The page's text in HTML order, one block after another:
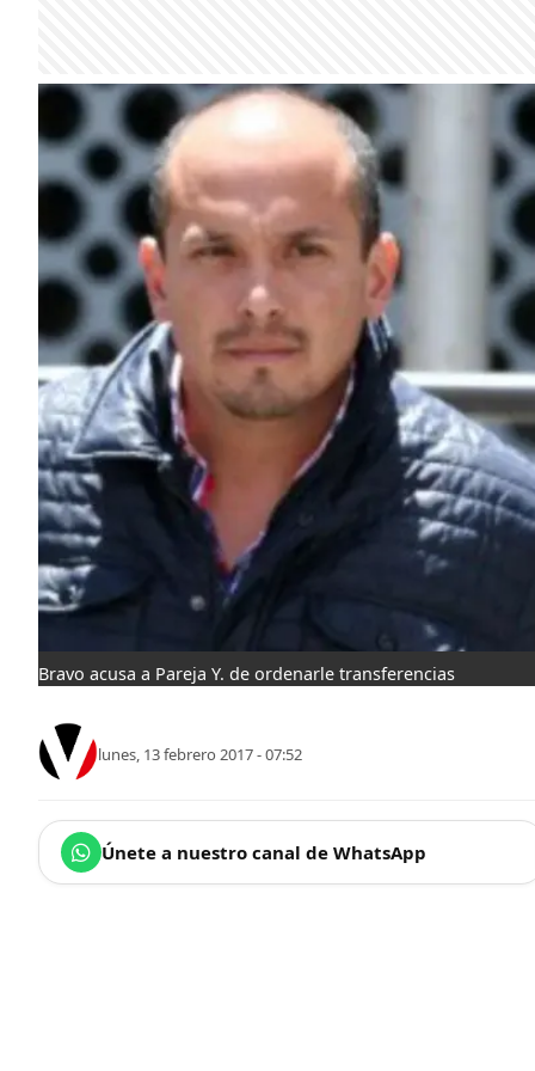
Bravo acusa a Pareja Y. de ordenarle transferencias
lunes, 13 febrero 2017 - 07:52
Únete a nuestro canal de WhatsApp